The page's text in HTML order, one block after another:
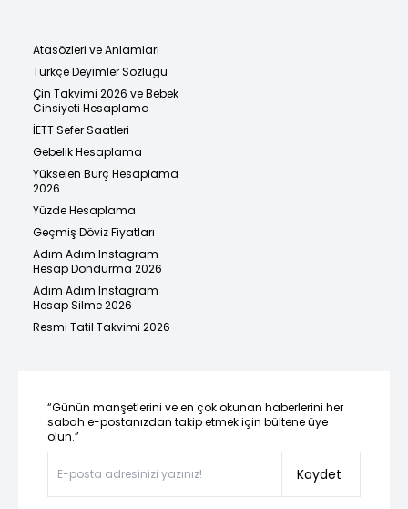
Atasözleri ve Anlamları
Türkçe Deyimler Sözlüğü
Çin Takvimi 2026 ve Bebek
Cinsiyeti Hesaplama
İETT Sefer Saatleri
Gebelik Hesaplama
Yükselen Burç Hesaplama
2026
Yüzde Hesaplama
Geçmiş Döviz Fiyatları
Adım Adım Instagram
Hesap Dondurma 2026
Adım Adım Instagram
Hesap Silme 2026
Resmi Tatil Takvimi 2026
“Günün manşetlerini ve en çok okunan haberlerini her
sabah e-postanızdan takip etmek için bültene üye
olun.”
Kaydet